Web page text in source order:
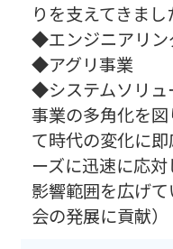
りを支えてきまし
◆エンジニアリン
◆アグリ事業
◆システムソリュ
事業の多角化を
て時代の変化に
ーズに迅速に応
影響範囲を広げ
会の発展に貢献）